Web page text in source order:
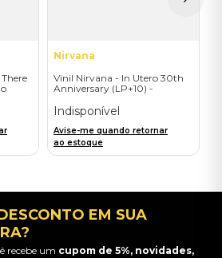
Nirvana
Vinil Nirvana - In Utero 30th
Anniversary (LP+10) -
Indisponível
Avise-me quando retornar
ao estoque
EM SUA
recebe um cupom de 5%, novidades,